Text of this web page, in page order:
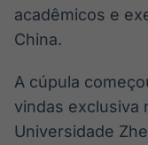
acadêmicos e
China.
A cúpula
vindas exclusiva
Universidade